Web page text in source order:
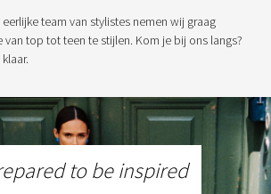
team van stylistes nemen wij graag
top tot teen te stijlen. Kom je bij ons langs?
to be inspired